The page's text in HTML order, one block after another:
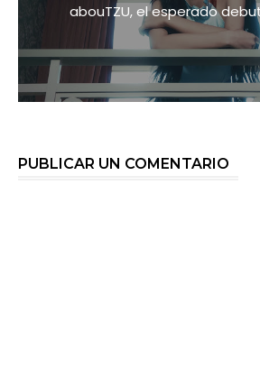
abouTZU, el esperado
PUBLICAR UN COMENTARIO